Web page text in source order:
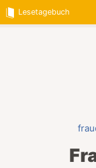
Lesetagebuch